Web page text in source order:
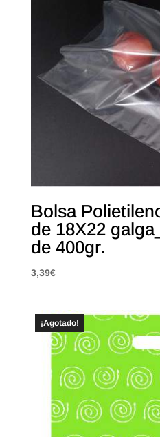
Bolsa
de 18X22
de 400gr.
3,39€
¡Agotado!